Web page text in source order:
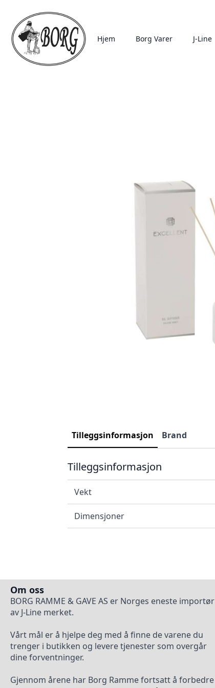
Hjem Borg Varer J-Line
Tilleggsinformasjon Brand
Tilleggsinformasjon
Vekt
Dimensjoner
Om oss
BORG RAMME & GAVE AS er Norges eneste importør
av J-Line merket.
Vårt mål er å hjelpe deg med å finne de varene du
trenger i butikken og levere tjenester som overgår
dine forventninger.
Gjennom årene har Borg Ramme fortsatt å forbedre